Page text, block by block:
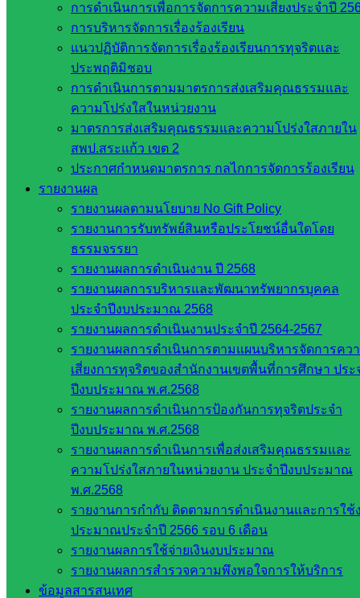
การดำเนินการเพื่อการจัดการความเสี่ยงประจำปี
การบริหารจัดการเรื่องร้องเรียน
แนวปฏิบัติการจัดการเรื่องร้องเรียนการทุจริตและ
ประพฤติมิชอบ
การดำเนินการตามมาตรการส่งเสริมคุณธรรมและ
ความโปร่งใสในหน่วยงาน
มาตรการส่งเสริมคุณธรรมและความโปร่งใสภายใน
สพป.สระแก้ว เขต 2
ประกาศกำหนดมาตรการ กลไกการจัดการร้องเรียน
รายงานผล
รายงานผลตามนโยบาย No Gift Policy
รายงานการรับทรัพย์สินหรือประโยชน์อื่นใดโดย
ธรรมจรรยา
รายงานผลการดำเนินงาน ปี 2568
รายงานผลการบริหารและพัฒนาทรัพยากรบุคคล
ประจำปีงบประมาณ 2568
รายงานผลการดำเนินงานประจำปี 2564-2567
รายงานผลการดำเนินการตามแผนบริหารจัดการคว
เสี่ยงการทุจริตของสำนักงานเขตพื้นที่การศึกษา ประ
ปีงบประมาณ พ.ศ.2568
รายงานผลการดำเนินการป้องกันการทุจริตประจำ
ปีงบประมาณ พ.ศ.2568
รายงานผลการดำเนินการเพื่อส่งเสริมคุณธรรมและ
ความโปร่งใสภายในหน่วยงาน ประจำปีงบประมาณ
พ.ศ.2568
รายงานการกำกับ ติดตามการดำเนินงานและการใช้
ประมาณประจำปี 2566 รอบ 6 เดือน
รายงานผลการใช้จ่ายเงินงบประมาณ
รายงานผลการสำรวจความพึงพอใจการให้บริการ
ข้อมูลสารสนเทศ
กรรมการ
อาชีวศึกษา
สำนักงาน
กรรมการ
การศึกษา
ขั้นพื้น
ฐาน
รายชื่อ
มหาวิทยาลัย
ประเทศไทย
เว็บไซต์
สำนักต่าง
เว็บไซต์
สพม. ใน
เว็บไซต์
สพป. ใน
กรมบัญชี
สำนักงาน
ส.ก.ส.ค